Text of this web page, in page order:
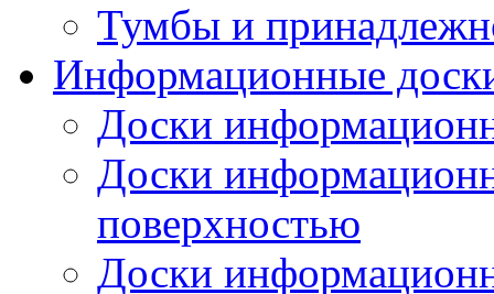
Тумбы и
Информационные
Доски
Доски
поверхностью
Доски